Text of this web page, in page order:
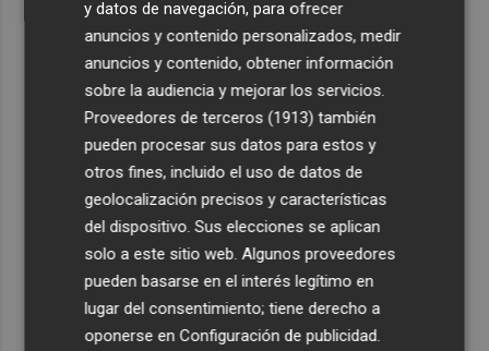
y datos de navegación, para ofrecer
anuncios y contenido personalizados, medir
anuncios y contenido, obtener información
sobre la audiencia y mejorar los servicios.
Proveedores de terceros (1913) también
pueden procesar sus datos para estos y
otros fines, incluido el uso de datos de
geolocalización precisos y características
del dispositivo. Sus elecciones se aplican
solo a este sitio web. Algunos proveedores
pueden basarse en el interés legítimo en
lugar del consentimiento; tiene derecho a
oponerse enConfiguración de publicidad